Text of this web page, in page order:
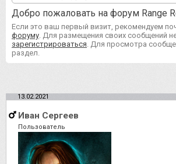
Добро пожаловать на форум Range
Если это ваш первый визит, рекомендуем
форуму . Для размещения своих сообщений
зарегистрироваться . Для просмотра
раздел.
13.02.2021
Иван Сергеев
Пользователь